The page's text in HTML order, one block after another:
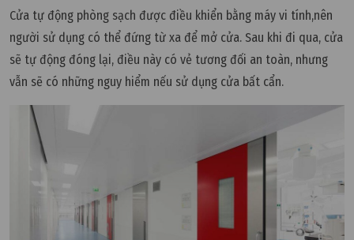
Cửa tự động phòng sạch được điều khiển bằng máy vi tính,nên
người sử dụng có thể đứng từ xa để mở cửa. Sau khi đi qua, cửa
sẽ tự động đóng lại, điều này có vẻ tương đối an toàn, nhưng
vẫn sẽ có những nguy hiểm nếu sử dụng cửa bất cẩn.